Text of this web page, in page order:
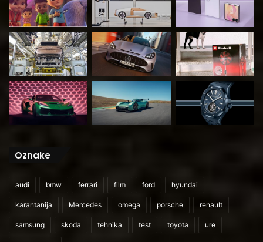
Oznake
audi bmw ferrari film ford hyundai
karantanija Mercedes omega porsche renault
samsung skoda tehnika test toyota ure